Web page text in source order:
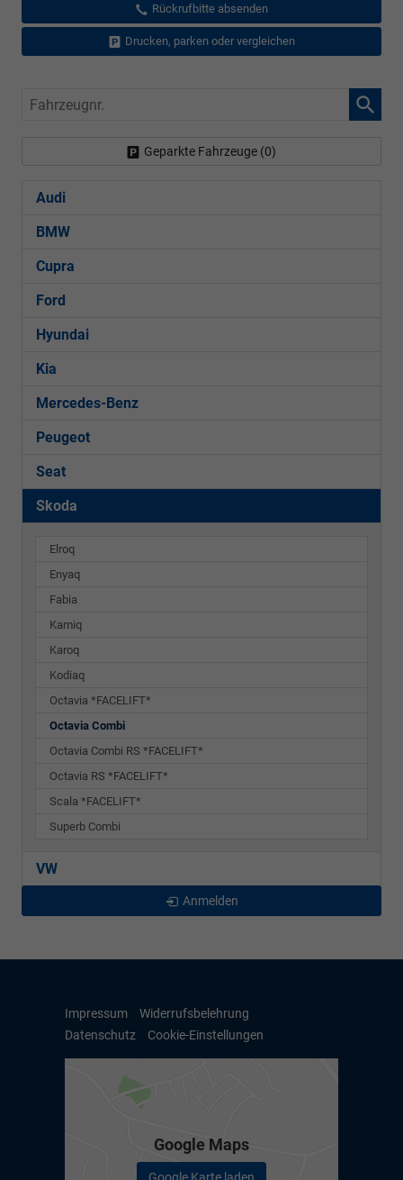
Rückrufbitte absenden
Drucken, parken oder vergleichen
Fahrzeugnr.
Geparkte Fahrzeuge (0)
Audi
BMW
Cupra
Ford
Hyundai
Kia
Mercedes-Benz
Peugeot
Seat
Skoda
Elroq
Enyaq
Fabia
Kamiq
Karoq
Kodiaq
Octavia *FACELIFT*
Octavia Combi
Octavia Combi RS *FACELIFT*
Octavia RS *FACELIFT*
Scala *FACELIFT*
Superb Combi
VW
Anmelden
Impressum
Widerrufsbelehrung
Datenschutz
Cookie-Einstellungen
Google Maps